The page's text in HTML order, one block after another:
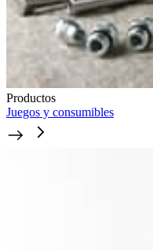
Productos
Juegos y consumibles